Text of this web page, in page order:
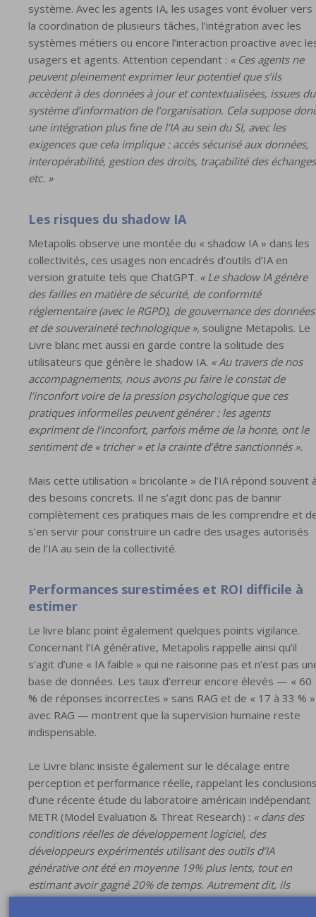
système. Avec les agents IA, les usages vont évoluer vers
la coordination de plusieurs tâches, l’intégration avec les
systèmes métiers ou encore l’interaction proactive avec
usagers et agents. Attention cependant : « Ces agents ne
peuvent pleinement exprimer leur potentiel que s’ils
accèdent à des données à jour et contextualisées, issues du
système d’information de l’organisation. Cela suppose
une intégration plus fine de l’IA au sein du SI, avec les
exigences que cela implique : accès sécurisé aux données,
interopérabilité, gestion des droits, traçabilité des
etc. »
Les risques du shadow IA
Metapolis observe une montée du « shadow IA » dans les
collectivités, ces usages non encadrés d’outils d’IA en
version gratuite tels que ChatGPT. « Le shadow IA génère
des failles en matière de sécurité, de conformité
réglementaire (avec le RGPD), de gouvernance des données
et de souveraineté technologique », souligne Metapolis. Le
Livre blanc met aussi en garde contre la solitude des
utilisateurs que génère le shadow IA. « Au travers de nos
accompagnements, nous avons pu faire le constat de
l’inconfort voire de la pression psychologique que ces
pratiques informelles peuvent générer : les agents
expriment de l’inconfort, parfois même de la honte, ont le
sentiment de « tricher » et la crainte d’être sanctionnés ».
Mais cette utilisation « bricolante » de l’IA répond souvent
des besoins concrets. Il ne s’agit donc pas de bannir
complètement ces pratiques mais de les comprendre et
s’en servir pour construire un cadre des usages autorisés
de l’IA au sein de la collectivité.
Performances surestimées et ROI difficile à
estimer
Le livre blanc point également quelques points vigilance.
Concernant l’IA générative, Metapolis rappelle ainsi qu’il
s’agit d’une « IA faible » qui ne raisonne pas et n’est pas
base de données. Les taux d’erreur encore élevés — « 60
% de réponses incorrectes » sans RAG et de « 17 à 33 % »
avec RAG — montrent que la supervision humaine reste
indispensable.
Le Livre blanc insiste également sur le décalage entre
perception et performance réelle, rappelant les
d’une récente étude du laboratoire américain indépendant
METR (Model Evaluation & Threat Research) : « dans des
conditions réelles de développement logiciel, des
développeurs expérimentés utilisant des outils d’IA
générative ont été en moyenne 19% plus lents, tout en
estimant avoir gagné 20% de temps. Autrement dit, ils
étaient convaincus d’être plus efficaces alors que leur